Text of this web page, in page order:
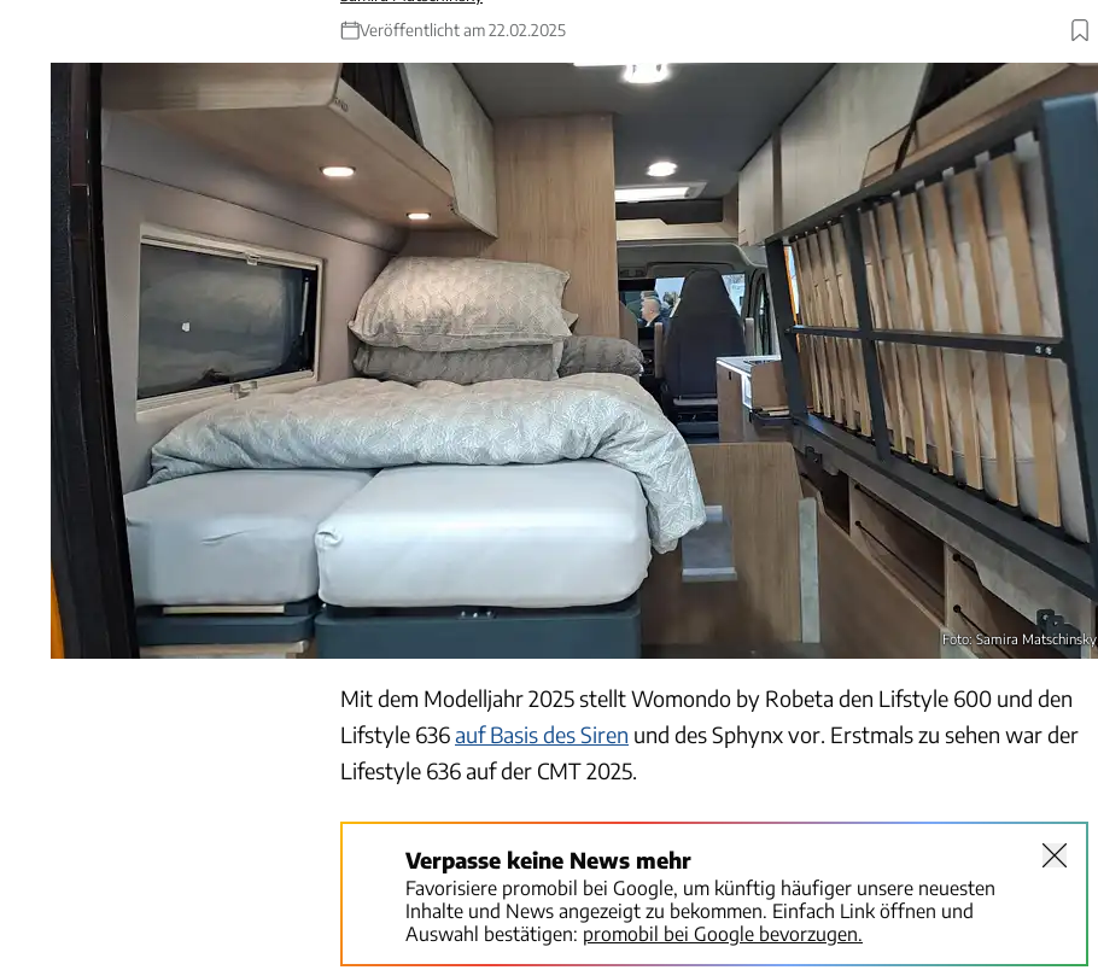
Veröffentlicht am 22.02.2025
Foto: Samira Matschinsky
Mit dem Modelljahr 2025 stellt Womondo by Robeta den Lifstyle 600 und den
Lifstyle 636auf Basis des Siren und des Sphynx vor. Erstmals zu sehen war der
Lifestyle 636 auf der CMT 2025.
Verpasse keine News mehr
Favorisiere promobil bei Google, um künftig häufiger unsere neuesten
Inhalte und News angezeigt zu bekommen. Einfach Link öffnen und
Auswahl bestätigen: promobil bei Google bevorzugen.